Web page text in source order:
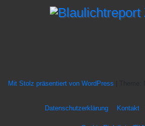
Mit Stolz präsentiert von WordPress
Datenschutzerklärung Kontakt